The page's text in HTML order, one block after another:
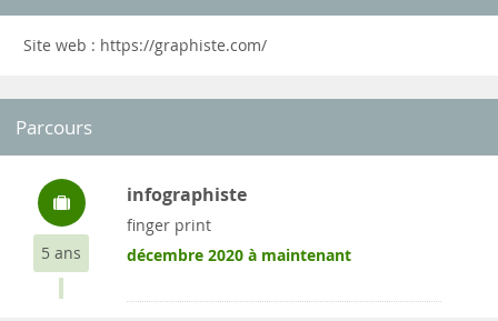
Site web : https://graphiste.com/
Parcours
5 ans
infographiste
finger print
décembre 2020 à maintenant